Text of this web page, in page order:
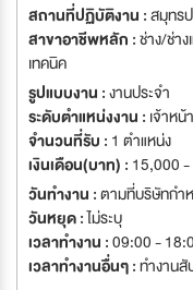
สถานที่ปฏิบัติงาน :สมุทร
สาขาอาชีพหลัก :ช่าง/ช่า
เทคนิค
รูปแบบงาน :งานประจำ
ระดับตำแหน่งงาน : เจ้าหน้
จำนวนที่รับ : 1 ตำแหน่ง
เงินเดือน(บาท) : 15,000
วันทำงาน :ตามที่บริษัทกำ
วันหยุด :ไม่ระบุ
เวลาทำงาน :09:00 -
เวลาทำงานอื่นๆ :ทำงาน